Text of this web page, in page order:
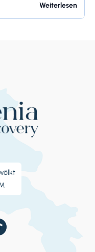
viel. Bangalore ist
Weiterlesen